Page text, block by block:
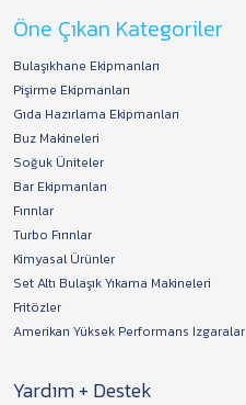
Öne Çıkan Kategoriler
Bulaşıkhane Ekipmanları
Pişirme Ekipmanları
Gıda Hazırlama Ekipmanları
Buz Makineleri
Soğuk Üniteler
Bar Ekipmanları
Fırınlar
Turbo Fırınlar
Kimyasal Ürünler
Set Altı Bulaşık Yıkama Makineleri
Fritözler
Amerikan Yüksek Performans Izgaralar
Yardım + Destek